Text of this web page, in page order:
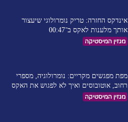
אינדקס החזרה: טריק נומרולוגי שיעצור
אותך מלענות לאקס ב־00:47
מגזין המיסטיקה
מפת מפגשים מקריים: נומרולוגיה, מספרי
רחוב, אוטובוסים ואיך לא לפגוש את האקס
מגזין המיסטיקה